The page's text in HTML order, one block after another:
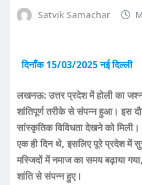
Satvik Samachar
दिनाँक 15/03/2025 नई दिल्ली
लखनऊ: उत्तर प्रदेश में होली का
शांतिपूर्ण तरीके से संपन्न हुआ। इस
सांस्कृतिक विविधता देखने को
एक ही दिन थे, इसलिए पूरे प्रदेश में
मस्जिदों में नमाज का समय बढ़ाया
शांति से संपन्न हुए।